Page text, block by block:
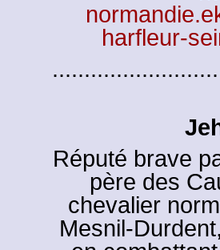
harfleur-
Réputé brave
père des
chevalier
Mesnil-